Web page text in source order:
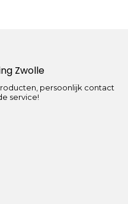
Zwolle
persoonlijk contact
service!